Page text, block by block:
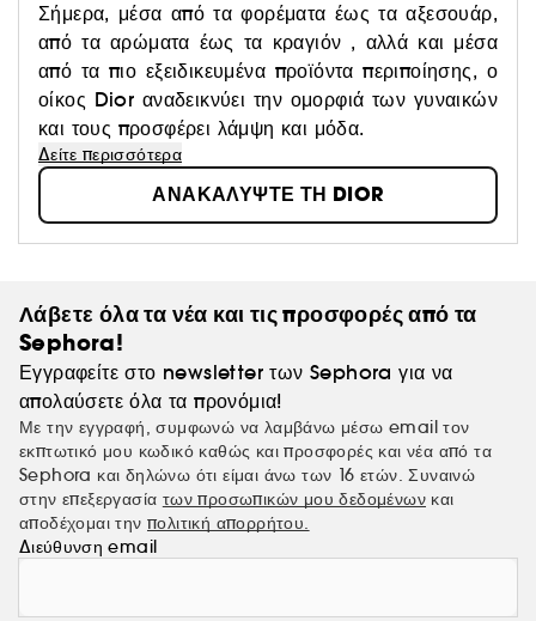
Σήμερα, μέσα από τα φορέματα έως τα αξεσουάρ,
από τα αρώματα έως τα κραγιόν , αλλά και μέσα
από τα πιο εξειδικευμένα προϊόντα περιποίησης, ο
οίκος Dior αναδεικνύει την ομορφιά των γυναικών
και τους προσφέρει λάμψη και μόδα.
Δείτε περισσότερα
ΑΝΑΚΑΛΥΨΤΕ ΤΗ DIOR
Λάβετε όλα τα νέα και τις προσφορές από τα
Sephora!
Εγγραφείτε στο newsletter των Sephora για να
απολαύσετε όλα τα προνόμια!
Με την εγγραφή, συμφωνώ να λαμβάνω μέσω email τον
εκπτωτικό μου κωδικό καθώς και προσφορές και νέα από τα
Sephora και δηλώνω ότι είμαι άνω των 16 ετών. Συναινώ
στην επεξεργασία των προσωπικών μου δεδομένων και
αποδέχομαι την πολιτική απορρήτου.
Διεύθυνση email